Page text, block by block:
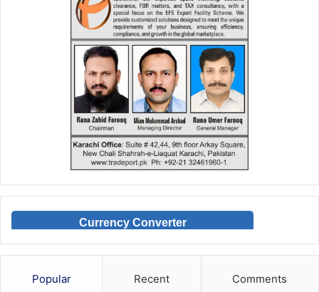
Currency Converter
Popular Recent Comments